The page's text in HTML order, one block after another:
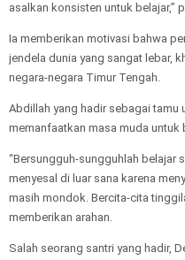
asalkan konsisten untuk belajar,”
Ia memberikan motivasi bahwa
jendela dunia yang sangat lebar,
negara-negara Timur Tengah.
Abdillah yang hadir sebagai tamu
memanfaatkan masa muda untuk
“Bersungguh-sungguhlah belajar
menyesal di luar sana karena
masih mondok. Bercita-cita
memberikan arahan.
Salah seorang santri yang hadir,